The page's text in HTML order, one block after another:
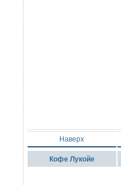
Наверх
Кофе Лукойе